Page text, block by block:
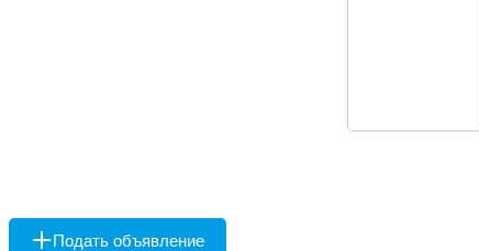
Подать объявление